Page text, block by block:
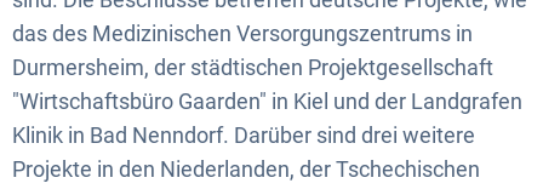
Kommission
das des Medizinischen Versorgungszentrums in
Durmersheim, der städtischen Projektgesellschaft
"Wirtschaftsbüro Gaarden" in Kiel und der Landgrafen
Klinik in Bad Nenndorf. Darüber sind drei weitere
Projekte in den Niederlanden, der Tschechischen